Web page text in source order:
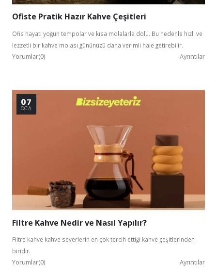
%30'a
varan indirimlerden yararlan.
Ofiste Pratik Hazır Kahve Çeşitleri
Ofis hayatı yoğun tempolar ve kısa molalarla dolu. Bu nedenle hızlı ve
lezzetli bir kahve molası gününüzü daha verimli hale getirebilir.
Yorumlar(0) Ayrıntılar
07
OCA
Filtre Kahve Nedir ve Nasıl Yapılır?
Filtre kahve kahve severlerin en çok tercih ettiği kahve çeşitlerinden
biridir.
Yorumlar(0) Ayrıntılar